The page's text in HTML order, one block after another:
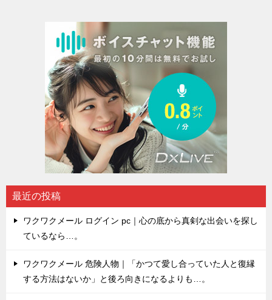
最近の投稿
ワクワクメール ログイン pc｜心の底から真剣な出会いを探し
ているなら…。
ワクワクメール 危険人物｜「かつて愛し合っていた人と復縁
する方法はないか」と後ろ向きになるよりも…。